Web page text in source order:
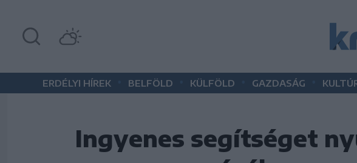
ERDÉLYI HÍREK BELFÖLD KÜLFÖLD GAZDASÁG
Ingyenes segítséget